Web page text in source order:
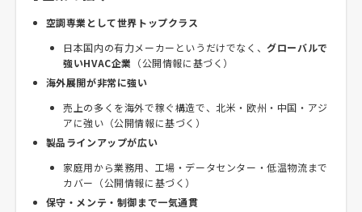
空調専業として世界トップクラス
日本国内の有力メーカーというだけでなく、グローバルで
強いHVAC企業 （公開情報に基づく）
海外展開が非常に強い
売上の多くを海外で稼ぐ構造で、北米・欧州・中国・アジ
アに強い（公開情報に基づく）
製品ラインアップが広い
家庭用から業務用、工場・データセンター・低温物流まで
カバー（公開情報に基づく）
保守・メンテ・制御まで一気通貫